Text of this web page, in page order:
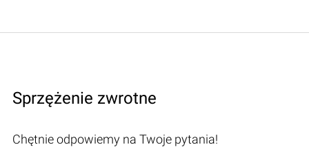
Sprzężenie zwrotne
Chętnie odpowiemy na Twoje pytania!